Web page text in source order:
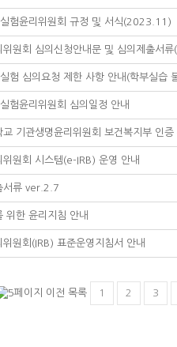
험윤리위원회 규정 및 서식(2023.11)
위원회 심의신청안내문 및 심의제출서
험 심의요청 제한 사항 안내(학부실습
험윤리위원회 심의일정 안내
교 기관생명윤리위원회 보건복지부 인증
위원회 시스템(e-IRB) 운영 안내
서류 ver.2.7
위한 윤리지침 안내
위원회(IRB) 표준운영지침서 안내
1 2 3